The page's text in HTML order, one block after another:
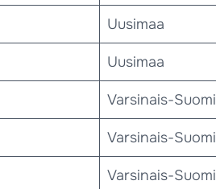
Uusimaa
Uusimaa
Varsinais-Suomi
Varsinais-Suomi
Varsinais-Suomi